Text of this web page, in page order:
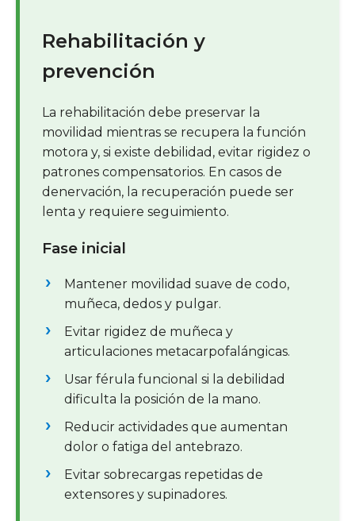
Rehabilitación y
prevención
La rehabilitación debe preservar la
movilidad mientras se recupera la función
motora y, si existe debilidad, evitar rigidez o
patrones compensatorios. En casos de
denervación, la recuperación puede ser
lenta y requiere seguimiento.
Fase inicial
Mantener movilidad suave de codo,
muñeca, dedos y pulgar.
Evitar rigidez de muñeca y
articulaciones metacarpofalángicas.
Usar férula funcional si la debilidad
dificulta la posición de la mano.
Reducir actividades que aumentan
dolor o fatiga del antebrazo.
Evitar sobrecargas repetidas de
extensores y supinadores.